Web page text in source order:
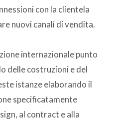
con la clientela
nuovi canali di vendita.
internazionale punto
delle costruzioni e del
istanze elaborando il
specificatamente
al contract e alla